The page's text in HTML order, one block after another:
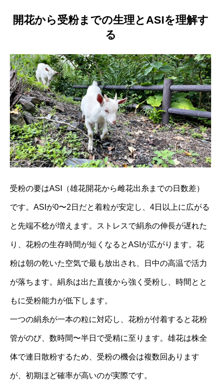
開花から受粉までの生理とASIを理解す
る
受粉の要はASI（雄花開花から雌花出糸までの日数差）
です。ASIが0〜2日だと着粒が安定し、4日以上に広がる
と先端不稔が増えます。ストレスで絹糸の伸長が遅れた
り、花粉の生存時間が短くなるとASIが広がります。花
粉は朝の乾いた空気で最も放出され、日中の高温で活力
が落ちます。絹糸は出た直後から強く受粉し、時間とと
もに受粉能力が低下します。
一つの絹糸が一本の粒に対応し、花粉が付着すると花粉
管がのび、数時間〜半日で受精に至ります。雄花は株全
体で連日散粉するため、受粉の機会は複数回あります
が、初期ほど確率が高いのが実際です。